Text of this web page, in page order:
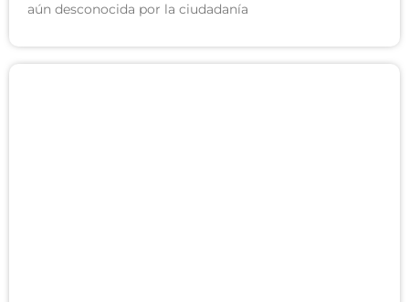
aún desconocida por la ciudadanía